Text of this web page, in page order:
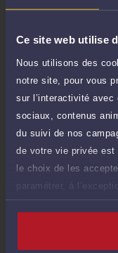
Ce site web utilise
Nous utilisons des
notre site, pour vous
sur l’interactivité avec
sociaux, contenus
du suivi de nos
de votre vie privée
le choix de les
paramétrer, à
nécessaires au
Réponse
Etude
d'ajout